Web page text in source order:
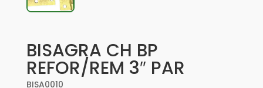
BISAGRA CH BP
REFOR/REM 3″ PAR
BISA0010